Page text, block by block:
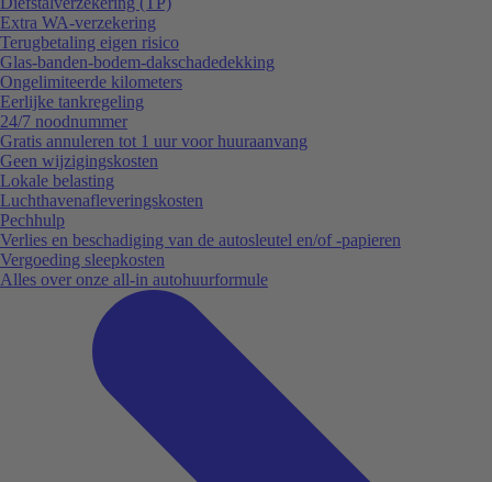
Extra WA-verzekering
Terugbetaling eigen risico
Glas-banden-bodem-dakschadedekking
Ongelimiteerde kilometers
Eerlijke tankregeling
24/7 noodnummer
Gratis annuleren tot 1 uur voor huuraanvang
Geen wijzigingskosten
Lokale belasting
Luchthavenafleveringskosten
Pechhulp
Verlies en beschadiging van de autosleutel en/of -papieren
Vergoeding sleepkosten
Alles over onze all-in autohuurformule